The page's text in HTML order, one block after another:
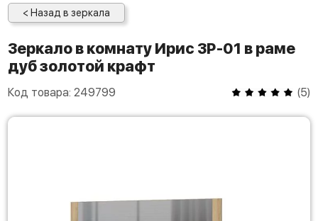
< Назад в зеркала
Зеркало в комнату Ирис ЗР-01 в раме
дуб золотой крафт
Код товара: 249799 (5)